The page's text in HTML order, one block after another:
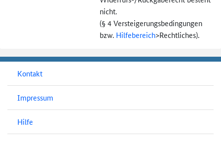
nicht.
(§ 4 Versteigerungs­bedingungen
bzw. Hilfebereich>Rechtliches).
Kontakt
Impressum
Hilfe